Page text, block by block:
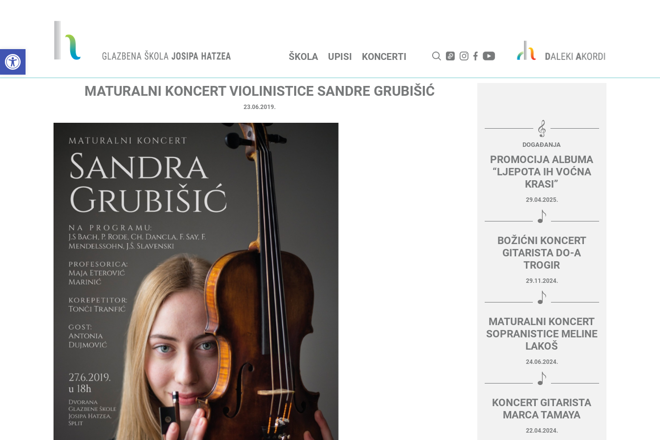
Open toolbar ŠKOLA UPISI KONCERTI
MATURALNI KONCERT VIOLINISTICE SANDRE GRUBIŠIĆ
23.06.2019.
DOGAĐANJA
PROMOCIJA ALBUMA
“LJEPOTA IH VOĆNA
KRASI”
29.04.2025.
BOŽIĆNI KONCERT
GITARISTA DO-A
TROGIR
29.11.2024.
MATURALNI KONCERT
SOPRANISTICE MELINE
LAKOŠ
24.06.2024.
KONCERT GITARISTA
MARCA TAMAYA
22.04.2024.